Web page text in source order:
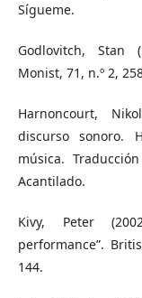
Sígueme.
Godlovitch, Stan
Monist, 71, n.º 2,
Harnoncourt,
discurso sonoro.
música.
Acantilado.
Kivy, Peter
performance”.
144.